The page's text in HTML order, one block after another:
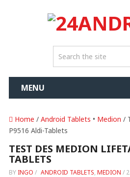
MENU
Home / Android Tablets • Medion /
P9516 Aldi-Tablets
TEST DES MEDION
TABLETS
BY INGO / ANDROID TABLETS, MEDION /